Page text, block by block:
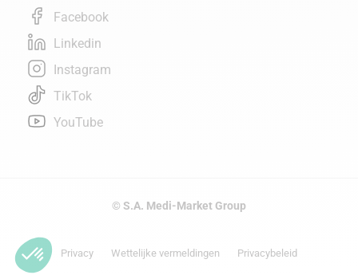
Facebook
Linkedin
Instagram
TikTok
YouTube
© S.A. Medi-Market Group
Privacy Wettelijke vermeldingen Privacybeleid